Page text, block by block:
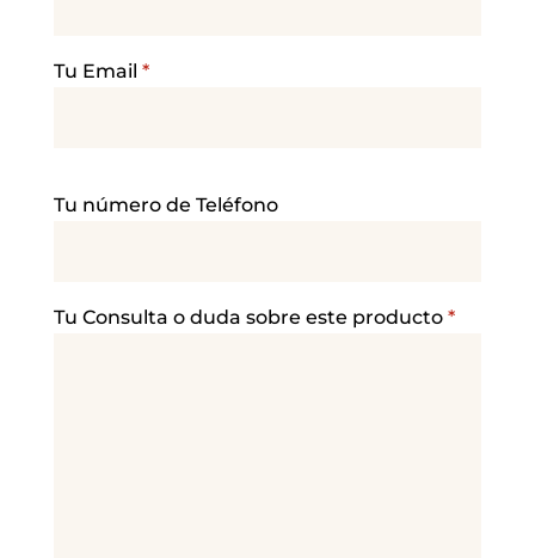
Tu Email *
o
a
Tu número de Teléfono
Tu Consulta o duda sobre este producto *